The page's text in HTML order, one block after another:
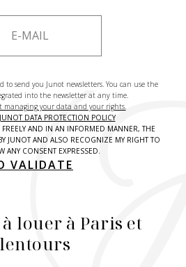
to send you Junot newsletters. You can use the
into the newsletter at any time.
managing your data and your rights.
JUNOT DATA PROTECTION POLICY
FREELY AND IN AN INFORMED MANNER, THE
JUNOT AND ALSO RECOGNIZE MY RIGHT TO
ANY CONSENT EXPRESSED.
VALIDATE
louer à Paris et